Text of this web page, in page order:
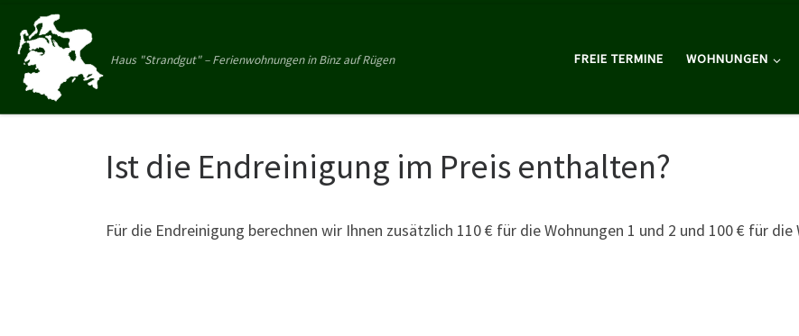
Zum Inhalt springen
Haus "Strandgut" – Ferienwohnungen in Binz auf Rügen FREIE TERMINE WOHNUNGEN
Ist die Endreinigung im Preis enthalten?
Für die Endreinigung berechnen wir Ihnen zusätzlich 110 € für die Wohnungen 1 und 2 und 100 € für die